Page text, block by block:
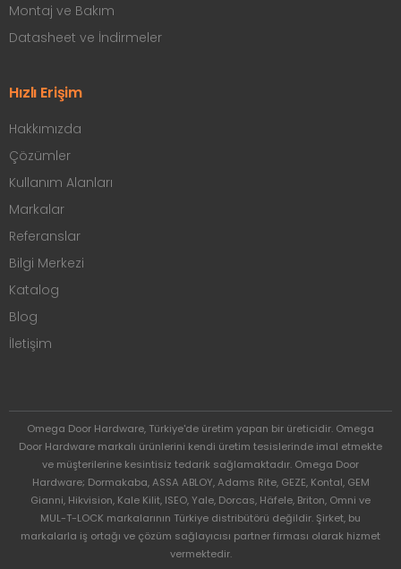
Montaj ve Bakım
Datasheet ve İndirmeler
Hızlı Erişim
Hakkımızda
Çözümler
Kullanım Alanları
Markalar
Referanslar
Bilgi Merkezi
Katalog
Blog
İletişim
Omega Door Hardware, Türkiye'de üretim yapan bir üreticidir. Omega
Door Hardware markalı ürünlerini kendi üretim tesislerinde imal etmekte
ve müşterilerine kesintisiz tedarik sağlamaktadır. Omega Door
Hardware; Dormakaba, ASSA ABLOY, Adams Rite, GEZE, Kontal, GEM
Gianni, Hikvision, Kale Kilit, ISEO, Yale, Dorcas, Häfele, Briton, Omni ve
MUL-T-LOCK markalarının Türkiye distribütörü değildir. Şirket, bu
markalarla iş ortağı ve çözüm sağlayıcısı partner firması olarak hizmet
vermektedir.